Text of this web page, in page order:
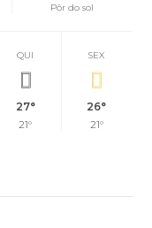
Pôr do sol
QUI
27°
21°
SEX
26°
21°